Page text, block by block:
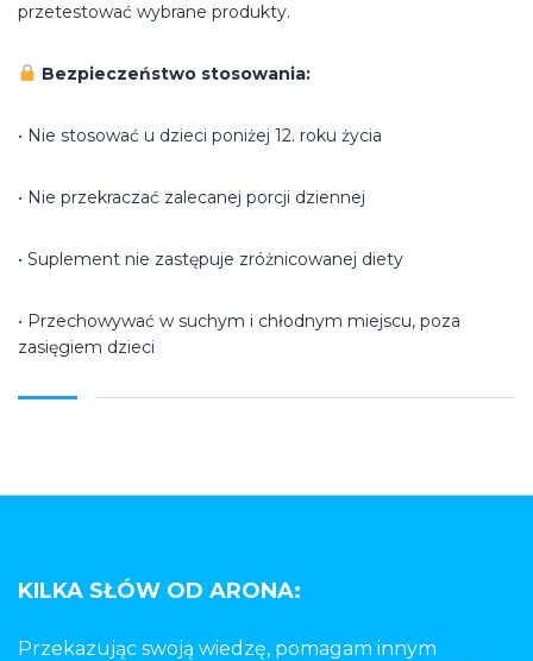
przetestować wybrane produkty.
Bezpieczeństwo stosowania:
• Nie stosować u dzieci poniżej 12. roku życia
• Nie przekraczać zalecanej porcji dziennej
• Suplement nie zastępuje zróżnicowanej diety
• Przechowywać w suchym i chłodnym miejscu, poza
zasięgiem dzieci
KILKA SŁÓW OD ARONA:
Przekazując swoją wiedzę, pomagam innym